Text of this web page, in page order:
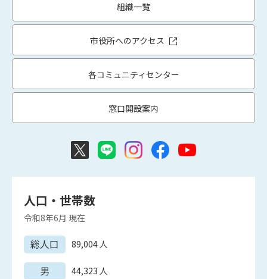
組織一覧
市役所へのアクセス
各コミュニティセンター
窓口開設案内
人口・世帯数
令和8年6月 現在
総人口 89,004人
男 44,323 人